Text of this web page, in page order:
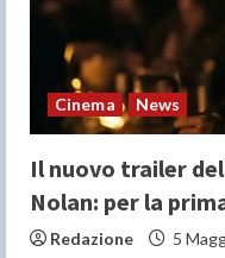
n
g
Cinema News
Il nuovo trailer
Nolan: per la
Redazione 5